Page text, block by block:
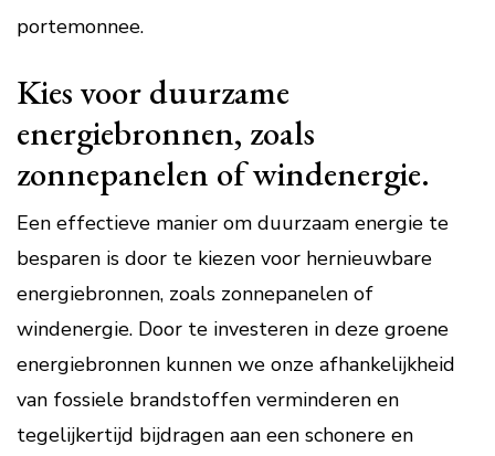
portemonnee.
Kies voor duurzame
energiebronnen, zoals
zonnepanelen of windenergie.
Een effectieve manier om duurzaam energie te
besparen is door te kiezen voor hernieuwbare
energiebronnen, zoals zonnepanelen of
windenergie. Door te investeren in deze groene
energiebronnen kunnen we onze afhankelijkheid
van fossiele brandstoffen verminderen en
tegelijkertijd bijdragen aan een schonere en